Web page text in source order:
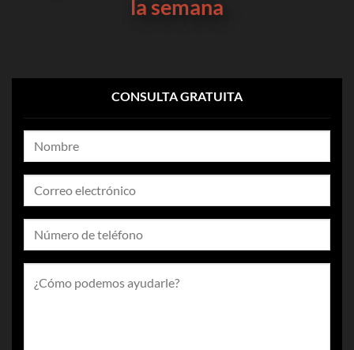
la semana
CONSULTA GRATUITA